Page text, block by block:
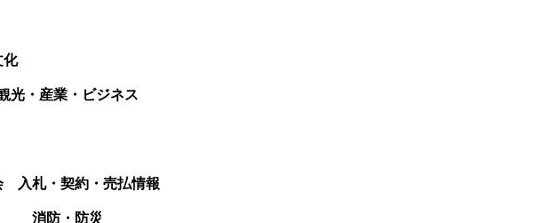
光・産業・ビジネス
入札・契約・売払情報
消防・防災